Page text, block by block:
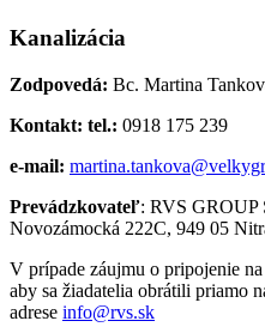
Kanalizácia
Zodpovedá: Bc. Martina
Kontakt: tel.: 0918 175 239
e-mail: m
Prevádzkovateľ: RVS GROUP
Novozámocká 222C, 949 05
V prípade záujmu o pripojenie
aby sa žiadatelia obrátili priamo
adrese info@rvs.sk